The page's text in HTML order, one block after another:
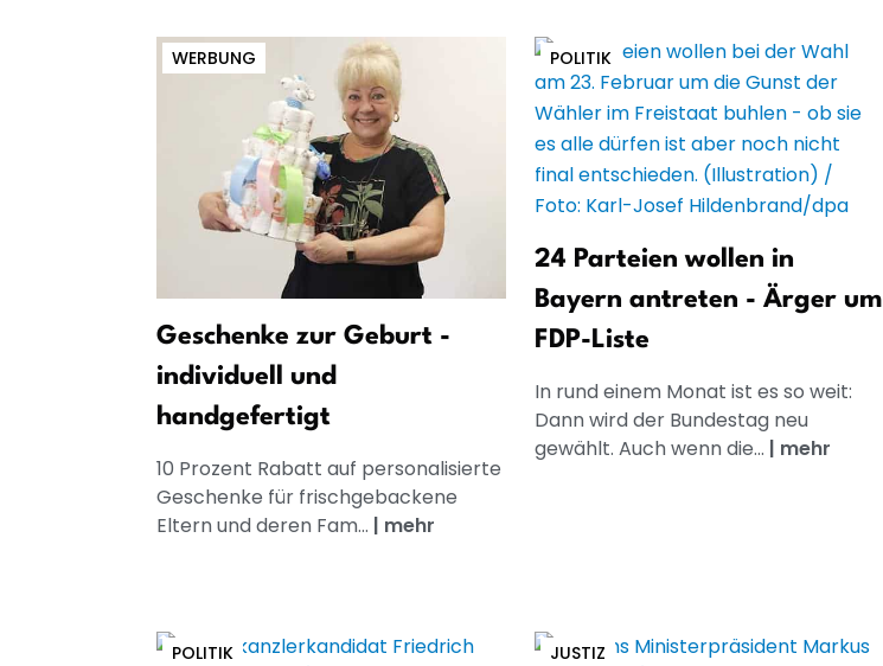
WERBUNG
Geschenke zur Geburt -
individuell und
handgefertigt
10 Prozent Rabatt auf personalisierte
Geschenke für frischgebackene
Eltern und deren Fam... | mehr
POLITIK
24 Parteien wollen in
Bayern antreten - Ärger um
FDP-Liste
In rund einem Monat ist es so weit:
Dann wird der Bundestag neu
gewählt. Auch wenn die... | mehr
POLITIK JUSTIZ